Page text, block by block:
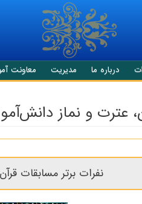
درباره ما مدیریت معاونت
عترت و نماز
نفرات برتر مسابقات قرآن، عترت و